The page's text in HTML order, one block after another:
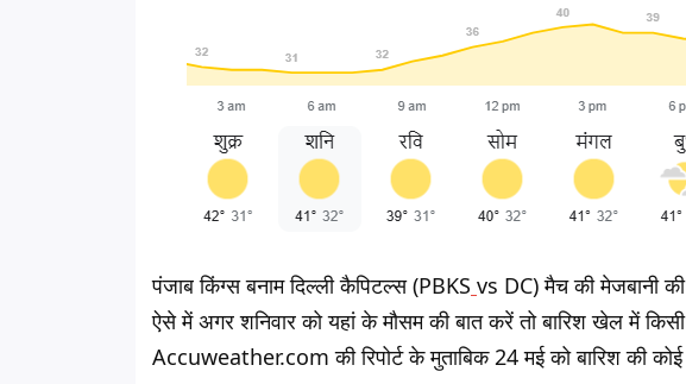
पंजाब किंग्स बनाम दिल्ली कैपिटल्स (PBKS vs DC) मैच की मेजबानी
ऐसे में अगर शनिवार को यहां के मौसम की बात करें तो बारिश खेल में
Accuweather.com की रिपोर्ट के मुताबिक 24 मई को बारिश की